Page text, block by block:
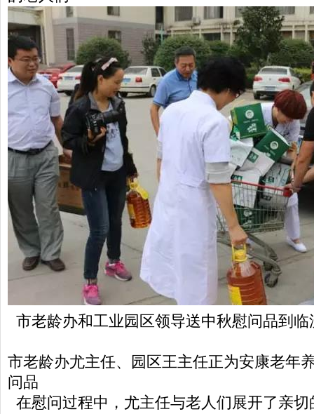
市老龄办和工业园区领导送中秋慰问品到
市老龄办尤主任、园区王主任正为安康老年
问品
在慰问过程中，尤主任与老人们展开了亲